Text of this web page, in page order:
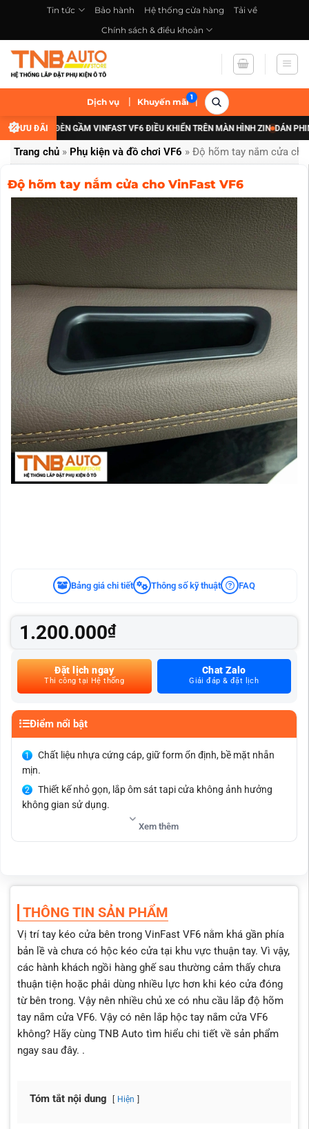
nội
dung
Tin tức Bảo hành Hệ thống cửa hàng
Tải về
Chính sách & điều khoản
Dịch vụ | Khuyến mãi |
ƯU ĐÃI
CẤP ĐÈN GẦM VINFAST VF6 ĐIỀU KHIỂN TRÊN MÀN HÌNH ZIN DÁN PHIM
Trang chủ » Phụ kiện và đồ chơi VF6 » Độ hõm tay nắm cửa
Độ hõm tay nắm cửa cho VinFast VF6
Bảng giá chi tiết Thông số kỹ thuật FAQ
1.200.000₫
Đặt lịch ngay
Thi công tại Hệ thống
Chat Zalo
Giải đáp & đặt lịch
Điểm nổi bật
Chất liệu nhựa cứng cáp, giữ form ổn định, bề mặt nhẵn
mịn.
Thiết kế nhỏ gọn, lắp ôm sát tapi cửa không ảnh hưởng
không gian sử dụng.
Kiểu dáng hài hòa đồng bộ với nội thất nguyên bản của
VinFast VF6.
nhiều lần.
Phù hợp cho trẻ nhỏ, người lớn tuổi và người có lực tay
yếu.
Phải khoét 1 lỗ trên cánh cửa để lắp
Xem thêm
THÔNG TIN SẢN PHẨM
Vị trí tay kéo cửa bên trong VinFast VF6 nằm khá gần phía
bản lề và chưa có hộc kéo cửa tại khu vực thuận tay. Vì vậy,
các hành khách ngồi hàng ghế sau thường cảm thấy chưa
thuận tiện hoặc phải dùng nhiều lực hơn khi kéo cửa đóng
từ bên trong. Vậy nên nhiều chủ xe có nhu cầu lắp độ hõm
tay nắm cửa VF6. Vậy có nên lắp hộc tay nắm cửa VF6
không? Hãy cùng TNB Auto tìm hiểu chi tiết về sản phẩm
ngay sau đây. .
Tóm tắt nội dung Hiện